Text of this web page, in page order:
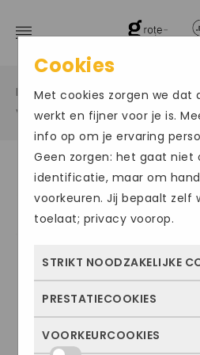
Home / Grote maten
Veterschoen hoog /
Cookies
Met cookies zorgen we dat
werkt en fijner voor je is.
info op om je ervaring
Geen zorgen: het gaat niet
identificatie, maar om
voorkeuren. Jij bepaalt zelf
toelaat; privacy voorop.
STRIKT NOODZAKELIJKE
Deze cookies zorgen
kunnen niet worden
PRESTATIECOOKIES
Met deze cookies zien
VOORKEURCOOKIES